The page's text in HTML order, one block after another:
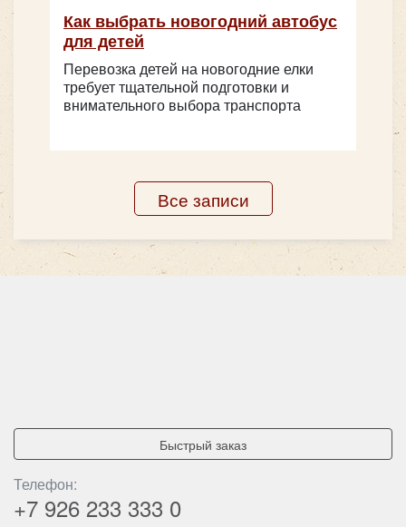
Класс:Шкоольный
Цена от: 2000 руб/час
Yutong ZK6122
Как выбрать новогодний автобус
для детей
Перевозка детей на новогодние елки
требует тщательной подготовки и
внимательного выбора транспорта
Все записи
Быстрый заказ
Телефон:
+7 926 233 333 0